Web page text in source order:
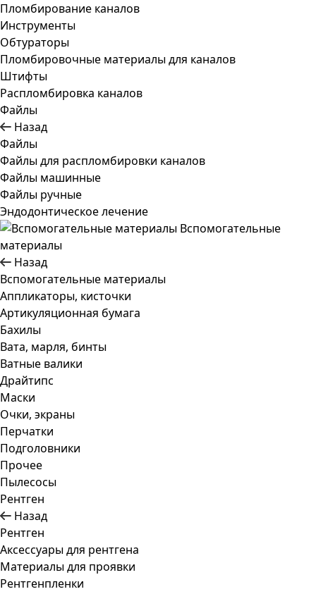
Пломбирование каналов
Инструменты
Обтураторы
Пломбировочные материалы для каналов
Штифты
Распломбировка каналов
Файлы
Назад
Файлы
Файлы для распломбировки каналов
Файлы машинные
Файлы ручные
Эндодонтическое лечение
Вспомогательные
материалы
Назад
Вспомогательные материалы
Аппликаторы, кисточки
Артикуляционная бумага
Бахилы
Вата, марля, бинты
Ватные валики
Драйтипс
Маски
Очки, экраны
Перчатки
Подголовники
Прочее
Пылесосы
Рентген
Назад
Рентген
Аксессуары для рентгена
Материалы для проявки
Рентгенпленки